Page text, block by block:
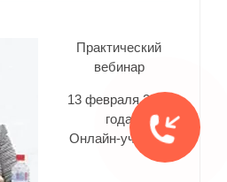
Практический
вебинар
13 февраля 2026
года
Онлайн-участие